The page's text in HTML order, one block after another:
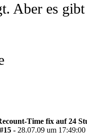
Aber es
Time fix auf 24
- 28.07.09 um 17:49:00